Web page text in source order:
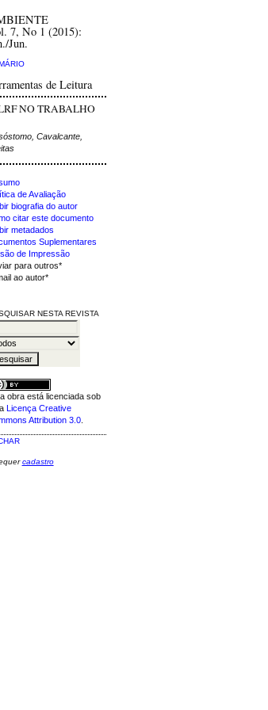
7, No 1 (2015):
Jun.
de Leitura
NO TRABALHO
Cavalcante,
de Avaliação
biografia do autor
citar este documento
metadados
Suplementares
de Impressão
para outros*
ao autor*
NESTA REVISTA
obra está licenciada sob
Licença Creative
Attribution 3.0.
cadastro